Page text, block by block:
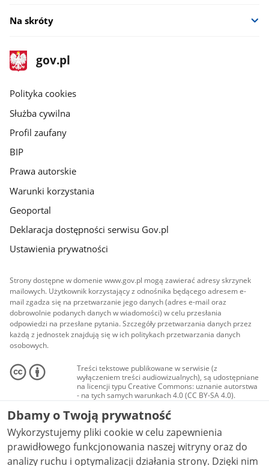
Na skróty
stopka
gov.pl
Strona
gov.pl
gov.pl
Polityka cookies
Służba cywilna
Profil zaufany
BIP
Prawa autorskie
Warunki korzystania
Geoportal
Deklaracja dostępności serwisu Gov.pl
Ustawienia prywatności
Strony dostępne w domenie www.gov.pl mogą zawierać adresy skrzynek
mailowych. Użytkownik korzystający z odnośnika będącego adresem e-
mail zgadza się na przetwarzanie jego danych (adres e-mail oraz
dobrowolnie podanych danych w wiadomości) w celu przesłania
odpowiedzi na przesłane pytania. Szczegóły przetwarzania danych przez
każdą z jednostek znajdują się w ich politykach przetwarzania danych
osobowych.
Treści tekstowe publikowane w serwisie (z
wyłączeniem treści audiowizualnych), są udostępniane
na licencji typu Creative Commons: uznanie autorstwa
- na tych samych warunkach 4.0 (CC BY-SA 4.0).
Materiały audiowizualne, w tym zdjęcia, materiały
audio i wideo, są udostępniane na licencji typu
Creative Commons: uznanie autorstwa użycie
niekomercyjne - bez utworów zależnych 4.0 (CC BY-
NC-ND 4.0), o ile nie jest to stwierdzone inaczej.
Dbamy o Twoją prywatność
Wykorzystujemy pliki cookie w celu zapewnienia
prawidłowego funkcjonowania naszej witryny oraz do
analizy ruchu i optymalizacji działania strony. Dzięki nim